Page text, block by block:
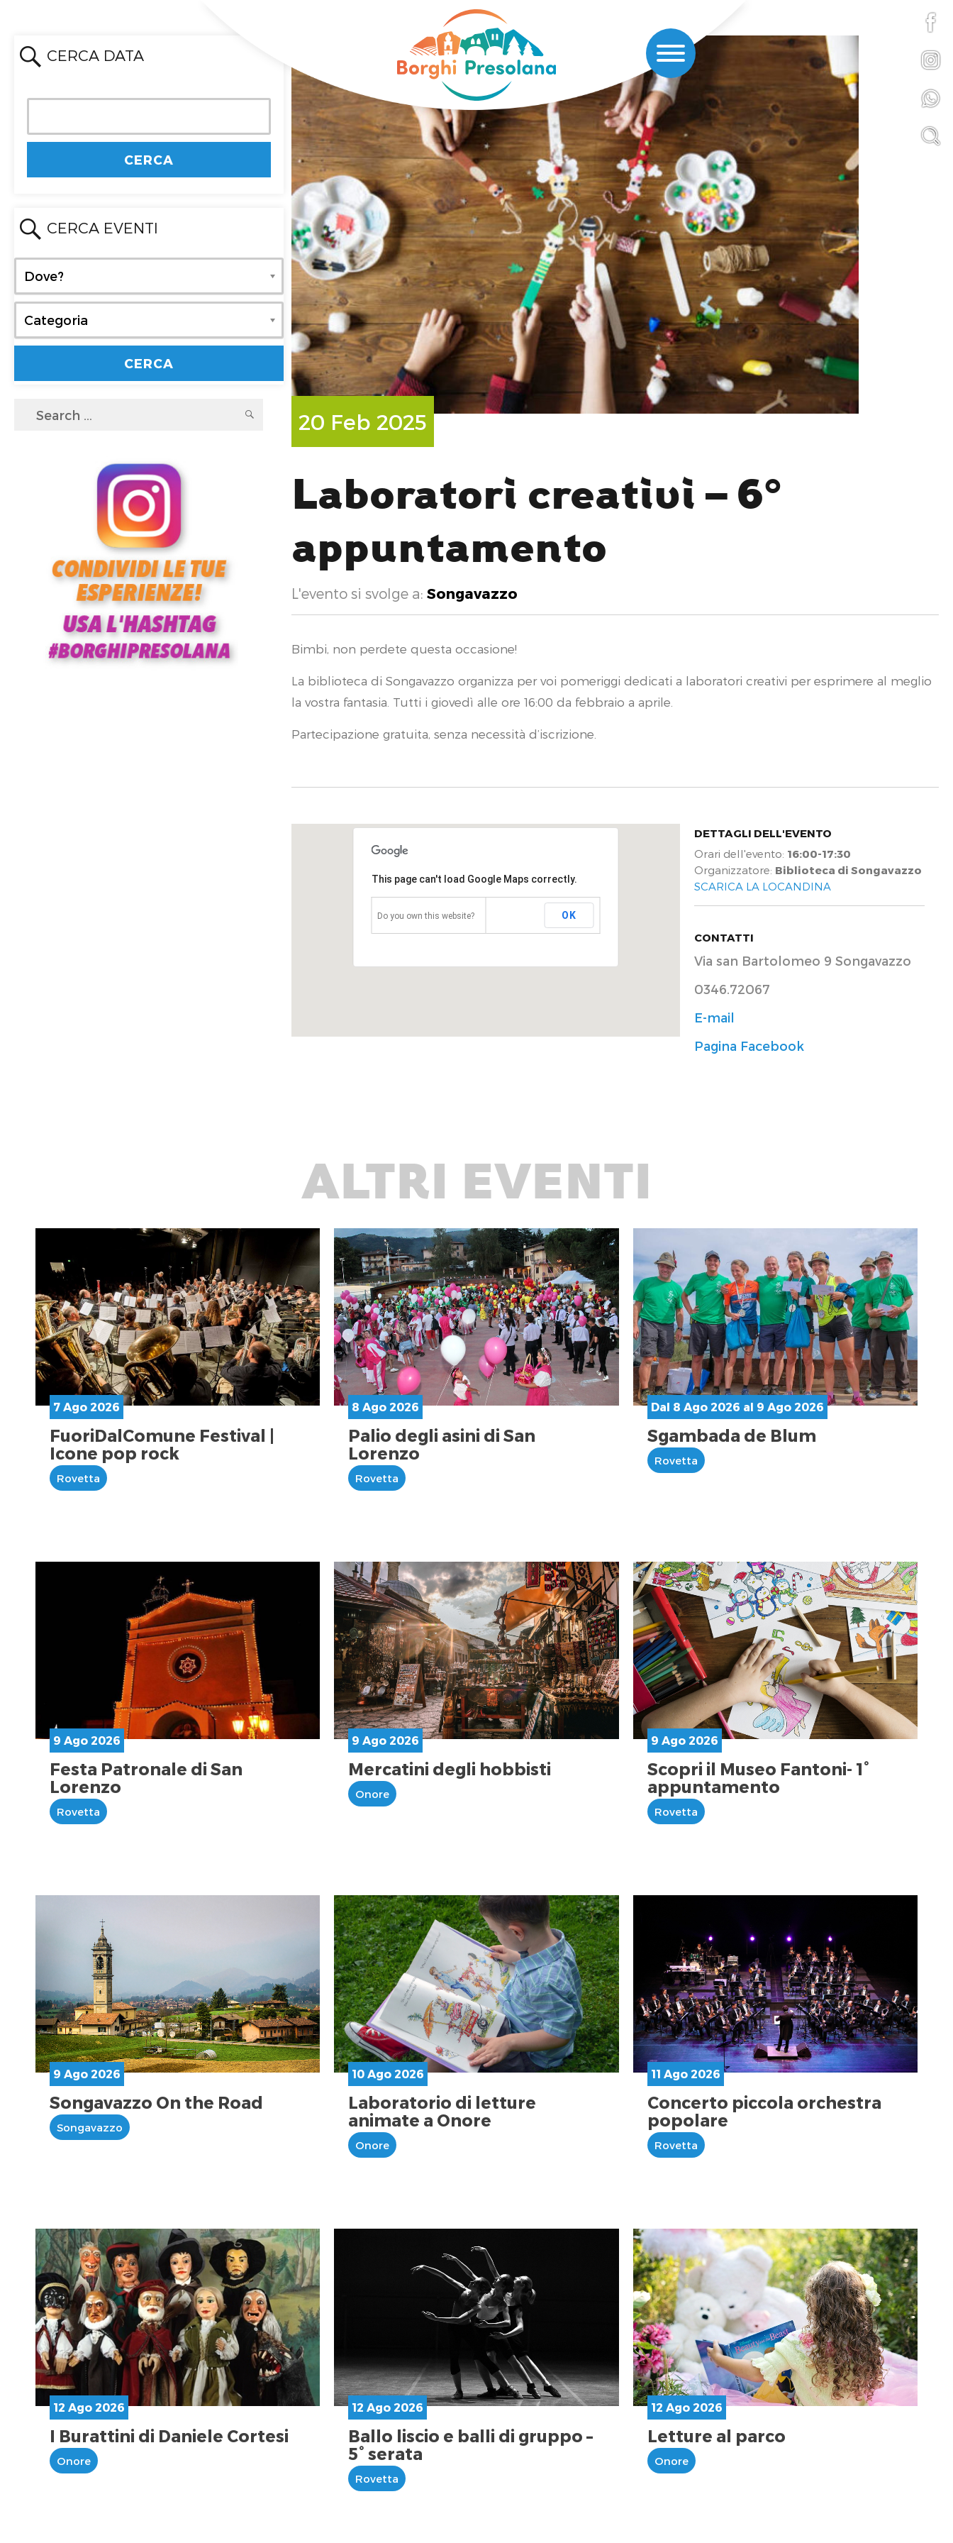
CERCA DATA
CERCA EVENTI
Dove?
Categoria
Search
SEARCH20 Feb 2025
Laboratori creativi – 6°
appuntamento
L'evento si svolge a:Songavazzo
Bimbi, non perdete questa occasione!
La biblioteca di Songavazzo organizza per voi pomeriggi dedicati a laboratori creativi per esprimere al meglio
la vostra fantasia. Tutti i giovedì alle ore 16:00 da febbraio a aprile.
Partecipazione gratuita, senza necessità d’iscrizione.
This page can't load Google Maps correctly.
Do you own this website? OK
DETTAGLI DELL'EVENTO
Orari dell'evento: 16:00-17:30
Organizzatore: Biblioteca di Songavazzo
SCARICA LA LOCANDINA
CONTATTI
Via san Bartolomeo 9 Songavazzo
0346.72067
E-mail
Pagina Facebook
ALTRI EVENTI
7 Ago 2026
FuoriDalComune Festival |
Icone pop rock
Rovetta
8 Ago 2026
Palio degli asini di San
Lorenzo
Rovetta
Dal 8 Ago 2026 al 9 Ago 2026
Sgambada de Blum
Rovetta
9 Ago 2026
Festa Patronale di San
Lorenzo
Rovetta
9 Ago 2026
Mercatini degli hobbisti
Onore
9 Ago 2026
Scopri il Museo Fantoni- 1°
appuntamento
Rovetta
9 Ago 2026
Songavazzo On the Road
Songavazzo
10 Ago 2026
Laboratorio di letture
animate a Onore
Onore
11 Ago 2026
Concerto piccola orchestra
popolare
Rovetta
12 Ago 2026
I Burattini di Daniele Cortesi
Onore
12 Ago 2026
Ballo liscio e balli di gruppo –
5° serata
Rovetta
12 Ago 2026
Letture al parco
Onore